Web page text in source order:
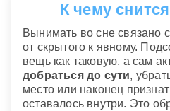
К чему
Вынимать во сне связано
от скрытого к явному.
вещь как таковую, а сам
добраться до сути,
место или наконец
оставалось внутри. Это